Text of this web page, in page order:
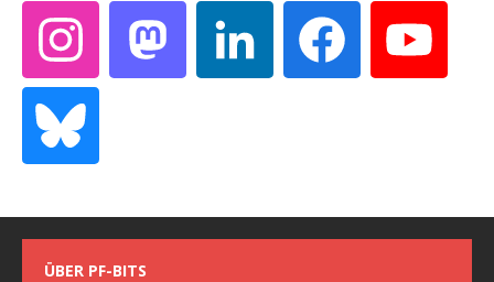
ÜBER PF-BITS